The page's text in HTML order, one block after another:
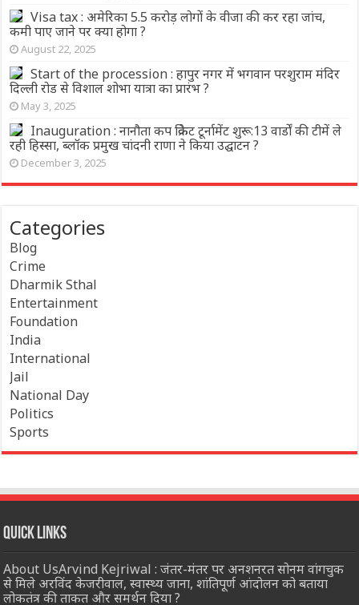
Visa tax : अमेरिका 5.5 करोड़ लोगों के वीजा की कर रहा जांच,
कमी पाए जाने पर क्या होगा ?
August 22, 2025
Start of the procession : हापुर नगर में भगवान परशुराम मंदिर
दिल्ली रोड से विशाल शोभा यात्रा का प्रारंभ ?
May 3, 2025
Inauguration : नानौता कप क्रिकेट टूर्नामेंट शुरू:13 वार्डों की टीमें ले
रही हिस्सा, ब्लॉक प्रमुख चांदनी राणा ने किया उद्घाटन ?
December 3, 2025
Categories
Blog
Crime
Dharmik Sthal
Entertainment
Foundation
India
International
Jail
National Day
Politics
Sports
Quick Links
About UsArvind Kejriwal : जंतर-मंतर पर अनशनरत सोनम वांगचुक
से मिले अरविंद केजरीवाल, स्वास्थ्य जाना, शांतिपूर्ण आंदोलन को बताया
लोकतंत्र की ताकत और समर्थन दिया ?